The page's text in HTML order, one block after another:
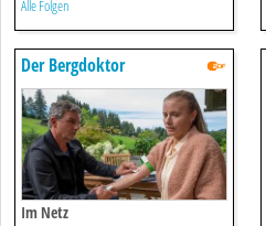
Alle Folgen
Der Bergdoktor
Im Netz